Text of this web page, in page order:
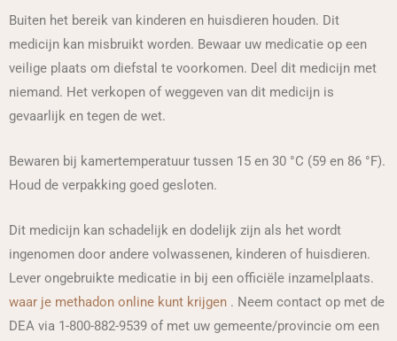
Buiten het bereik van kinderen en huisdieren houden. Dit
medicijn kan misbruikt worden. Bewaar uw medicatie op een
veilige plaats om diefstal te voorkomen. Deel dit medicijn met
niemand. Het verkopen of weggeven van dit medicijn is
gevaarlijk en tegen de wet.
Bewaren bij kamertemperatuur tussen 15 en 30 °C (59 en 86 °F).
Houd de verpakking goed gesloten.
Dit medicijn kan schadelijk en dodelijk zijn als het wordt
ingenomen door andere volwassenen, kinderen of huisdieren.
Lever ongebruikte medicatie in bij een officiële inzamelplaats.
waar je methadon online kunt krijgen . Neem contact op met de
DEA via 1-800-882-9539 of met uw gemeente/provincie om een